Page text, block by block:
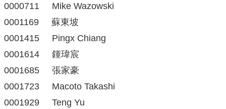
0000711 Mike Wazowski
0001169 蘇東坡
0001415 Pingx Chiang
0001614 鍾瑋宸
0001685 張家豪
0001723 Macoto Takashi
0001929 Teng Yu